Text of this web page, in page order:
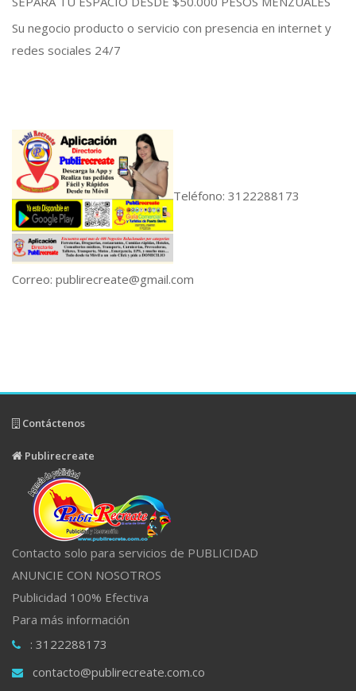
Su negocio producto o servicio con presencia en internet y
redes sociales 24/7
Teléfono: 3122288173
Correo: publirecreate@gmail.com
Contáctenos
Publirecreate
Contacto solo para servicios de PUBLICIDAD
ANUNCIE CON NOSOTROS
Publicidad 100% Efectiva
Para más información
: 3122288173
contacto@publirecreate.com.co